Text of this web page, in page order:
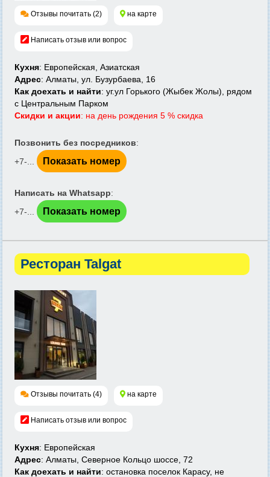
Отзывы почитать (2) на карте
Написать отзыв или вопрос
Кухня: Европейская, Азиатская
Адрес: Алматы, ул. Бузурбаева, 16
Как доехать и найти: уг.ул Горького (Жыбек Жолы), рядом
с Центральным Парком
Скидки и акции: на день рождения 5 % скидка
Позвонить без посредников:
+7-...
Показать номер
Написать на Whatsapp:
+7-...
Показать номер
Ресторан Talgat
Отзывы почитать (4) на карте
Написать отзыв или вопрос
Кухня: Европейская
Адрес: Алматы, Северное Кольцо шоссе, 72
Как доехать и найти: остановка поселок Карасу, не